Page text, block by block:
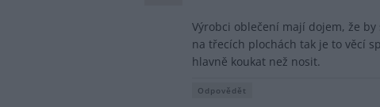
Výrobci oblečení mají dojem, že
na třecích plochách tak je to věcí
hlavně koukat než nosit.
Odpovědět